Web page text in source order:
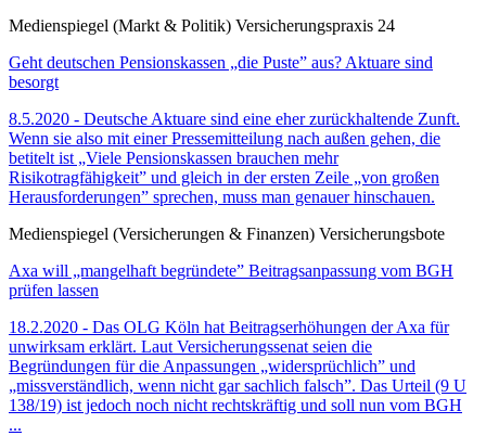
Medienspiegel (Markt & Politik) Versicherungspraxis 24
Geht deutschen Pensionskassen „die Puste” aus? Aktuare sind
besorgt
8.5.2020 - Deutsche Aktuare sind eine eher zurückhaltende Zunft.
Wenn sie also mit einer Pressemitteilung nach außen gehen, die
betitelt ist „Viele Pensionskassen brauchen mehr
Risikotragfähigkeit” und gleich in der ersten Zeile „von großen
Herausforderungen” sprechen, muss man genauer hinschauen.
Medienspiegel (Versicherungen & Finanzen) Versicherungsbote
Axa will „mangelhaft begründete” Beitragsanpassung vom BGH
prüfen lassen
18.2.2020 - Das OLG Köln hat Beitragserhöhungen der Axa für
unwirksam erklärt. Laut Versicherungssenat seien die
Begründungen für die Anpassungen „widersprüchlich” und
„missverständlich, wenn nicht gar sachlich falsch”. Das Urteil (9 U
138/19) ist jedoch noch nicht rechtskräftig und soll nun vom BGH
...